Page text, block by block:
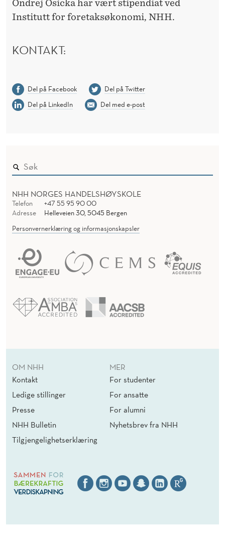
Ondrej Osicka har vært stipendiat ved
Institutt for foretaksøkonomi, NHH.
KONTAKT:
Del på Facebook
Del på Twitter
Del på LinkedIn
Del med e-post
NHH NORGES HANDELSHØYSKOLE
Telefon
+47 55 95 90 00
Adresse
Helleveien 30, 5045 Bergen
Personvernerklæring og informasjonskapsler
OM NHH
Kontakt
Ledige stillinger
Presse
NHH Bulletin
Tilgjengelighetserklæring
MER
For studenter
For ansatte
For alumni
Nyhetsbrev fra NHH